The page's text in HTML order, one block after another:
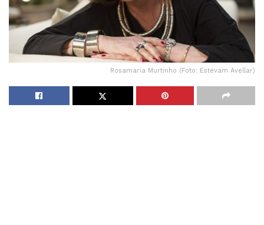
Rosamaria Murtinho (Foto: Estevam Avellar)